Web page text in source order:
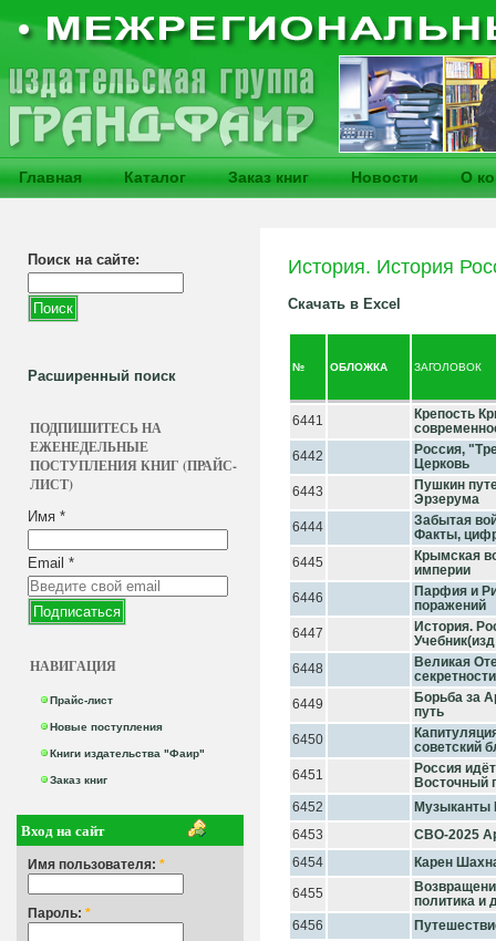
Главная Каталог Заказ книг Новости О
Поиск на сайте:
Расширенный поиск
ПОДПИШИТЕСЬ НА
ЕЖЕНЕДЕЛЬНЫЕ
ПОСТУПЛЕНИЯ КНИГ (ПРАЙС-
ЛИСТ)
Имя *
Email *
НАВИГАЦИЯ
Прайс-лист
Новые поступления
Книги издательства "Фаир"
Заказ книг
Вход на сайт
Имя пользователя: *
Пароль: *
История. История
Скачать в Excel
№ ОБЛОЖКА ЗАГОЛОВОК
6441
Крепость
6442
Россия,
Церковь
6443
Пушкин
Эрзерума
6444
Забытая
Факты,
6445
Крымская
империи
6446
Парфия и
поражений
6447
История.
6448
Великая
6449
Борьба за
путь
6450
советский
6451
Россия
Восточный
6452
Музыканты
6453
СВО-2025
6454
Карен
6455
политика и
6456